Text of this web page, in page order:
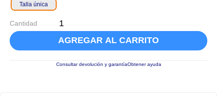
Talla única
Cantidad
AGREGAR AL CARRITO
Consultar devolución y garantíaObtener ayuda